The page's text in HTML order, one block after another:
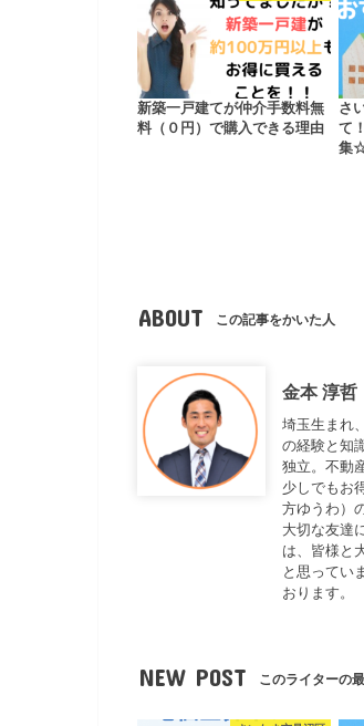
新築一戸建てが仲介手数料無
料（０円）で購入できる理由
さ
て
集
ABOUT この記事をかいた人
金本 淳哲
埼玉生まれ
の経験と知
独立。不動
少しでもお
方ゆうわ）
大切な友達
は、皆様と
と思ってい
おります。
NEW POST このライターの